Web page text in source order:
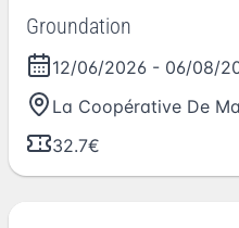
Groundation
12/06/2026 - 06/08/
La Coopérative De
32.7€